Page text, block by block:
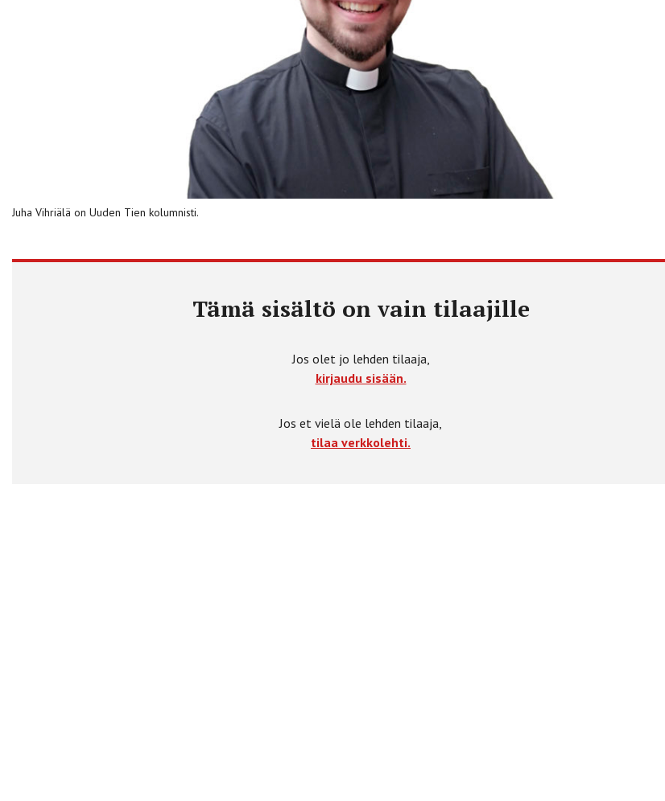
Juha Vihriälä on Uuden Tien kolumnisti.
Tämä sisältö on vain tilaajille
Jos olet jo lehden tilaaja,
kirjaudu sisään.
Jos et vielä ole lehden tilaaja,
tilaa verkkolehti.